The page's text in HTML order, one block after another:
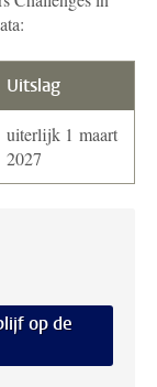
Uitslag
uiterlijk 1 maart
2027
op de